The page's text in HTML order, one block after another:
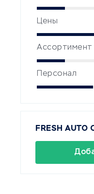
Цены
Ассортимент
Персонал
FRESH